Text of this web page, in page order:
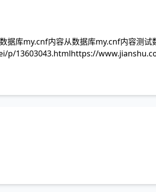
据库my.cnf内容从数据库my.cnf内容测
p/13603043.htmlhttps://